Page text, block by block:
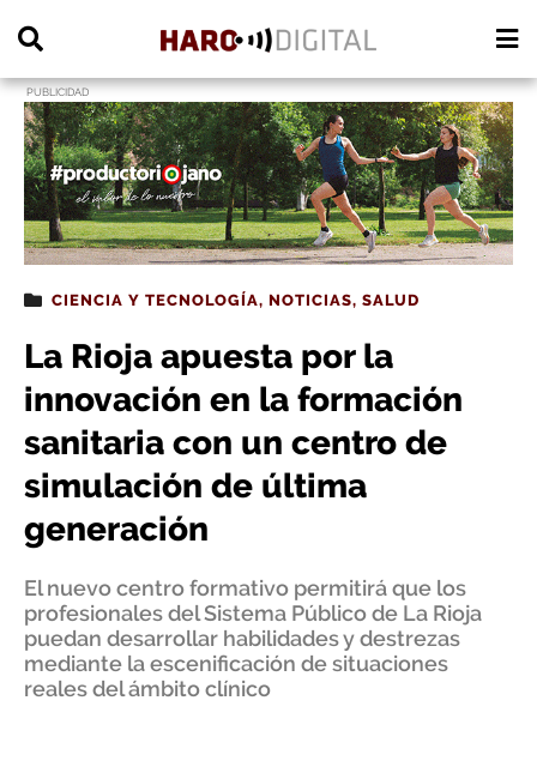
PUBLICIDAD
CIENCIA Y TECNOLOGÍA, NOTICIAS, SALUD
La Rioja apuesta por la
innovación en la formación
sanitaria con un centro de
simulación de última
generación
El nuevo centro formativo permitirá que los
profesionales del Sistema Público de La Rioja
puedan desarrollar habilidades y destrezas
mediante la escenificación de situaciones
reales del ámbito clínico